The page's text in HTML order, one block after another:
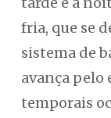
fria, que se
sistema de
avança pelo
temporais